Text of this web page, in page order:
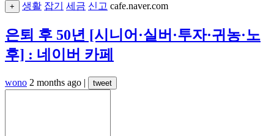
+ 생활 잡기 세금 신고 cafe.naver.com
은퇴 후 50년 [시니어·실버·투자·귀농·노
후] : 네이버 카페
wono 2 months ago | tweet